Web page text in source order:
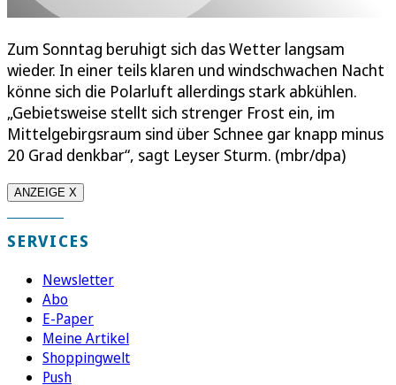
Zum Sonntag beruhigt sich das Wetter langsam
wieder. In einer teils klaren und windschwachen Nacht
könne sich die Polarluft allerdings stark abkühlen.
„Gebietsweise stellt sich strenger Frost ein, im
Mittelgebirgsraum sind über Schnee gar knapp minus
20 Grad denkbar“, sagt Leyser Sturm. (mbr/dpa)
ANZEIGE X
SERVICES
Newsletter
Abo
E-Paper
Meine Artikel
Shoppingwelt
Push